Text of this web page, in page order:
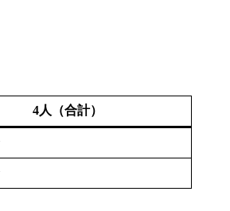
4人（合計）